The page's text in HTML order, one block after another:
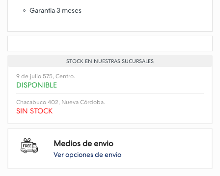
Garantia 3 meses
STOCK EN NUESTRAS SUCURSALES
9 de julio 575, Centro.
DISPONIBLE
Chacabuco 402, Nueva Córdoba.
SIN STOCK
Medios de envio
Ver opciones de envio